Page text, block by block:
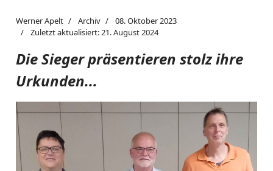
Werner Apelt Archiv
08. Oktober 2023
Zuletzt aktualisiert: 21. August 2024
Die Sieger präsentieren stolz ihre
Urkunden...